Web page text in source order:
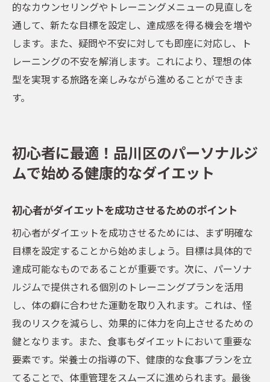
的なカウンセリングやトレーニングメニューの見直しを
通して、新たな目標を設定し、達成感を得る機会を増や
します。また、疑問や不安に対しても即座に対応し、ト
レーニングの不安を解消します。これにより、理想の体
型を実現する旅路を楽しみながら進めることができま
す。
初心者に最適！品川区のパーソナルジ
ムで始める健康的なダイエット
初心者がダイエットを成功させるためのポイント
初心者がダイエットを成功させるためには、まず明確な
目標を設定することから始めましょう。目標は具体的で
達成可能なものであることが重要です。次に、パーソナ
ルジムで提供される個別のトレーニングプランを活用
し、体の癖に合わせた運動を取り入れます。これは、怪
我のリスクを減らし、効果的に体力を向上させるための
鍵となります。また、食事もダイエットにおいて重要な
要素です。栄養士の指導の下、健康的な食事プランを立
てることで、体重管理をスムーズに進められます。最後